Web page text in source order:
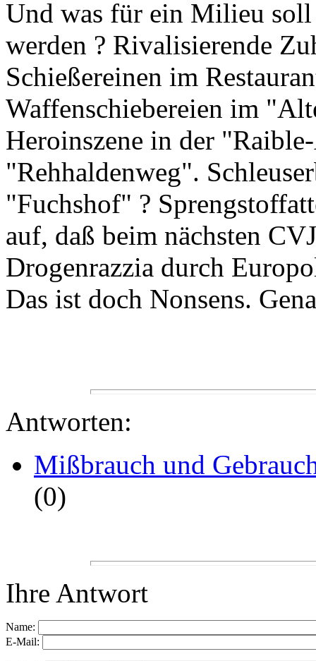
Und was für ein Milieu soll
werden ? Rivalisierende
Schießereinen im
Waffenschiebereien im
Heroinszene in der
"Rehhaldenweg".
"Fuchshof" ?
auf, daß beim nächsten
Drogenrazzia durch
Das ist doch Nonsens.
Antworten:
Mißbrauch und
(0)
Ihre Antwort
Name:
E-Mail: